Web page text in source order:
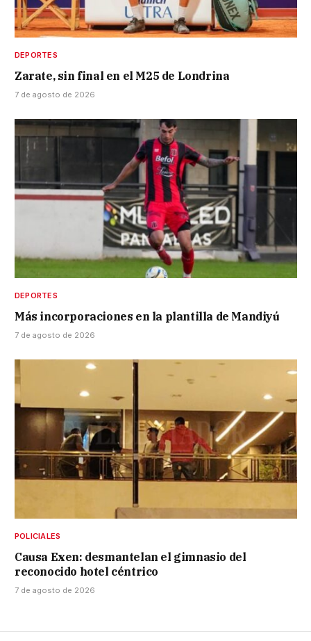
DEPORTES
Zarate, sin final en el M25 de Londrina
7 de agosto de 2026
DEPORTES
Más incorporaciones en la plantilla de Mandiyú
7 de agosto de 2026
POLICIALES
Causa Exen: desmantelan el gimnasio del
reconocido hotel céntrico
7 de agosto de 2026